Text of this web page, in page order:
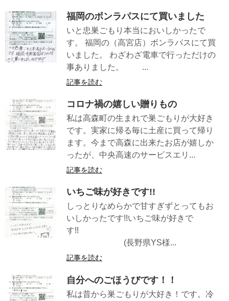
福岡のボンラパスにて買いました
いと忠巣ごもり本当においしかったで
す。 福岡の（高宮店）ボンラパスにて買
いました。 わざわざ電車で行っただけの
事ありました。 ...
記事を読む
コロナ禍の嬉しい贈りもの
私は高森町の生まれで巣ごもりが大好き
です。実家に帰る毎に土産に買って帰り
ます。今まで高森に出来たお店が嬉しか
ったが、中央高速のサービスエリ...
記事を読む
いちご味が好きです!!
しっとりなめらかで甘すぎずとってもお
いしかったです!!いちご味が好きで
す!!
(長野県YS様...
記事を読む
自分へのごほうびです！！
私は昔から巣ごもりが大好き！です。冷